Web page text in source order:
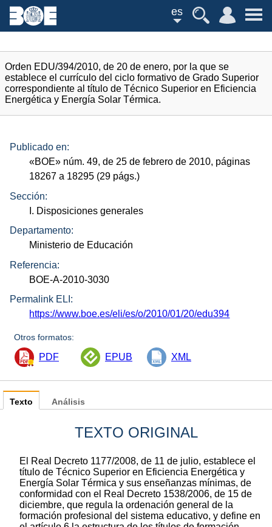
es
Orden EDU/394/2010, de 20 de enero, por la que se
establece el currículo del ciclo formativo de Grado Superior
correspondiente al título de Técnico Superior en Eficiencia
Energética y Energía Solar Térmica.
Publicado en:
«BOE» núm. 49, de 25 de febrero de 2010, páginas
18267 a 18295 (29 págs.)
Sección:
I. Disposiciones generales
Departamento:
Ministerio de Educación
Referencia:
BOE-A-2010-3030
Permalink ELI:
https://www.boe.es/eli/es/o/2010/01/20/edu394
Otros formatos:
PDF EPUB XML
Texto
TEXTO ORIGINAL
El Real Decreto 1177/2008, de 11 de julio, establece el
título de Técnico Superior en Eficiencia Energética y
Energía Solar Térmica y sus enseñanzas mínimas, de
conformidad con el Real Decreto 1538/2006, de 15 de
diciembre, que regula la ordenación general de la
formación profesional del sistema educativo, y define en
Análisis